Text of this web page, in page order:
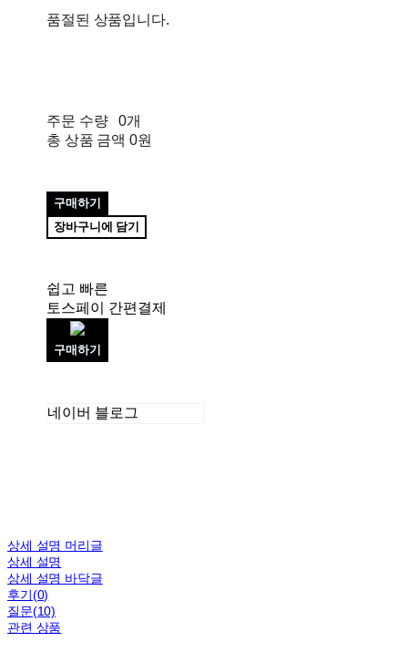
품절된 상품입니다.
주문 수량
0개
총 상품 금액 0원
구매하기
장바구니에 담기
쉽고 빠른
토스페이 간편결제
구매하기
네이버 블로그
상세 설명 머리글
상세 설명
상세 설명 바닥글
후기(0)
질문(10)
관련 상품